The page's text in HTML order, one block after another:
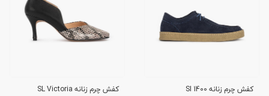
کفش چرم زنانه SI 1400
کفش چرم زنانه SL Victoria